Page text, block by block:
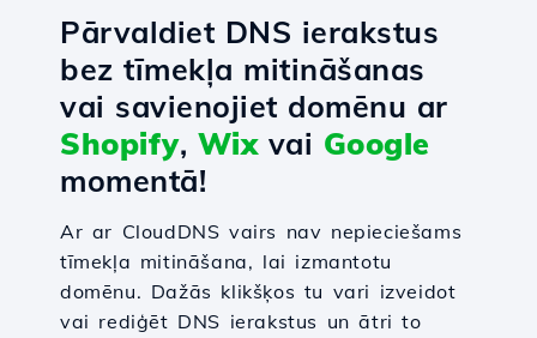
Pārvaldiet DNS ierakstus
bez tīmekļa mitināšanas
vai savienojiet domēnu ar
Shopify, Wixvai Google
momentā!
Ar ar CloudDNS vairs nav nepieciešams
tīmekļa mitināšana, lai izmantotu
domēnu. Dažās klikšķos tu vari izveidot
vai rediģēt DNS ierakstus un ātri to